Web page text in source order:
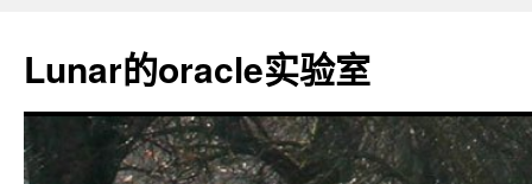
Lunar的oracle实验室